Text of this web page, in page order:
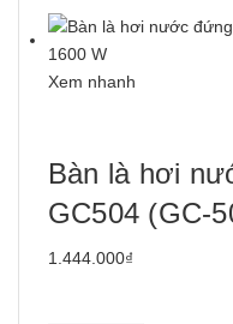
Xem nhanh
Bàn là hơi
GC504 (GC-
1.444.000₫